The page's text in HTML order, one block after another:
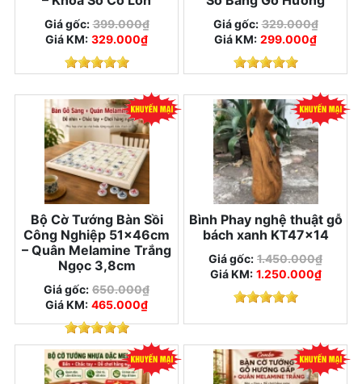
Giá gốc: 399.000₫
Giá KM: 329.000₫
Giá gốc: 329.000₫
Giá KM: 299.000₫
Bộ Cờ Tướng Bàn Sồi
Công Nghiệp 51×46cm
– Quân Melamine Trắng
Ngọc 3,8cm
Giá gốc: 650.000₫
Giá KM: 465.000₫
Bình Phay nghệ thuật gỗ
bách xanh KT47x14
Giá gốc: 1.450.000₫
Giá KM: 1.250.000₫